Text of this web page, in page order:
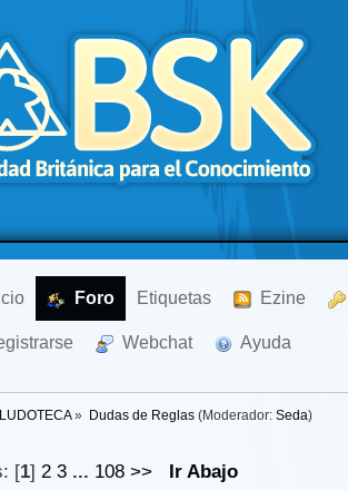
Foro Etiquetas Ezine
Webchat Ayuda
LUDOTECA» Dudas de Reglas(Moderador: Seda)
[1]2 3 ... 108 >>
Ir Abajo